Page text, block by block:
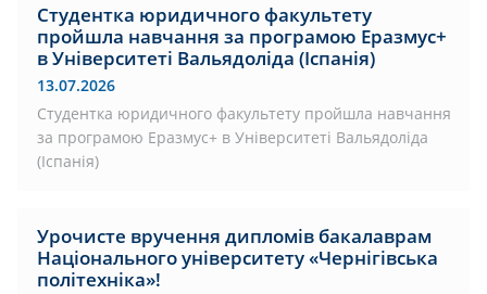
Студентка юридичного факультету
пройшла навчання за програмою Еразмус+
в Університеті Вальядоліда (Іспанія)
13.07.2026
Студентка юридичного факультету пройшла навчання
за програмою Еразмус+ в Університеті Вальядоліда
(Іспанія)
Урочисте вручення дипломів бакалаврам
Національного університету «Чернігівська
політехніка»!